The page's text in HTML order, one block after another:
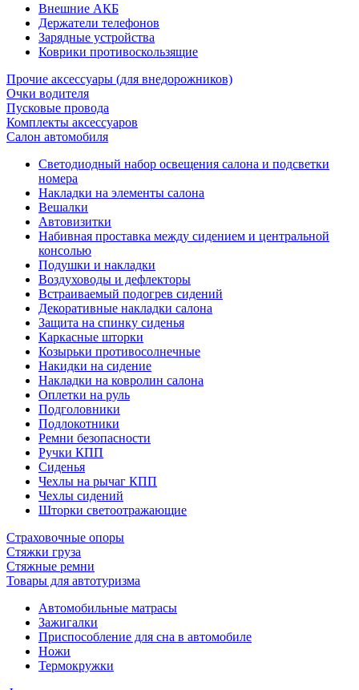
Внешние АКБ
Держатели телефонов
Зарядные устройства
Коврики противоскользящие
Прочие аксессуары (для внедорожников)
Очки водителя
Пусковые провода
Комплекты аксессуаров
Салон автомобиля
Светодиодный набор освещения салона и подсветки
номера
Накладки на элементы салона
Вешалки
Автовизитки
Набивная проставка между сидением и центральной
консолью
Подушки и накладки
Воздуховоды и дефлекторы
Встраиваемый подогрев сидений
Декоративные накладки салона
Защита на спинку сиденья
Каркасные шторки
Козырьки противосолнечные
Накидки на сидение
Накладки на ковролин салона
Оплетки на руль
Подголовники
Подлокотники
Ремни безопасности
Ручки КПП
Сиденья
Чехлы на рычаг КПП
Чехлы сидений
Шторки светоотражающие
Страховочные опоры
Стяжки груза
Стяжные ремни
Товары для автотуризма
Автомобильные матрасы
Зажигалки
Приспособление для сна в автомобиле
Ножи
Термокружки